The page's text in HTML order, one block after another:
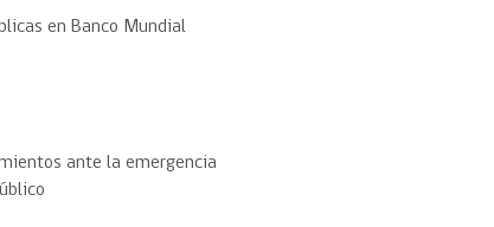
en Banco Mundial
ante la emergencia